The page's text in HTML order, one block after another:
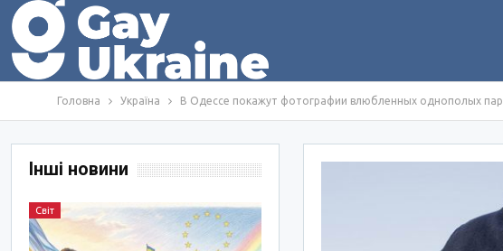
Головна Україна В Одессе покажут фотографии влюбленных однополых пар
Інші новини
Світ